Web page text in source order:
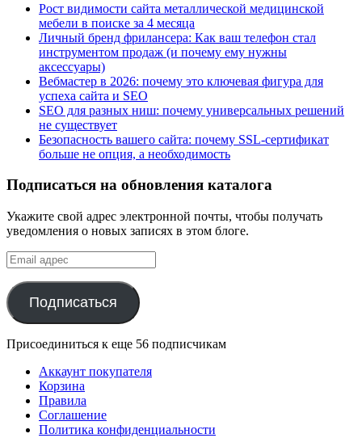
Рост видимости сайта металлической медицинской
мебели в поиске за 4 месяца
Личный бренд фрилансера: Как ваш телефон стал
инструментом продаж (и почему ему нужны
аксессуары)
Вебмастер в 2026: почему это ключевая фигура для
успеха сайта и SEO
SEO для разных ниш: почему универсальных решений
не существует
Безопасность вашего сайта: почему SSL-сертификат
больше не опция, а необходимость
Подписаться на обновления каталога
Укажите свой адрес электронной почты, чтобы получать
уведомления о новых записях в этом блоге.
Email
адрес
Подписаться
Присоединиться к еще 56 подписчикам
Аккаунт покупателя
Корзина
Правила
Соглашение
Политика конфиденциальности